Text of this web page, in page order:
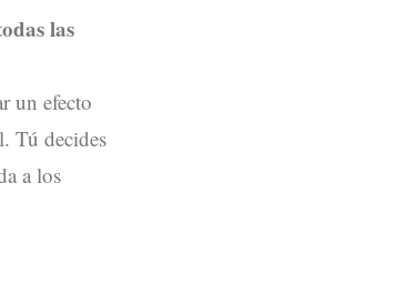
las
un efecto
Tú decides
a los